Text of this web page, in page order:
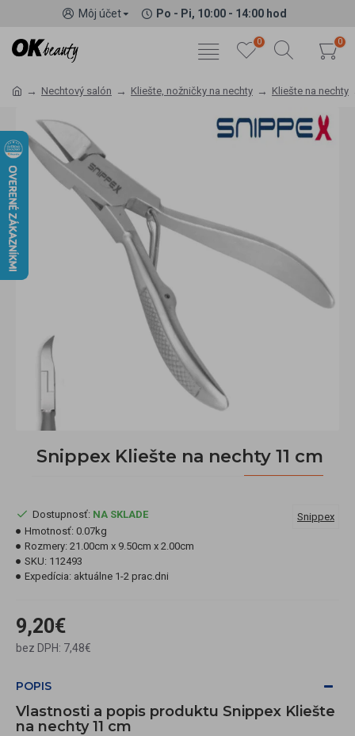
Môj účet Po - Pi, 10:00 - 14:00 hod
0 0
Nechtový salón Kliešte, nožničky na nechty Kliešte na nechty
Snippex Kliešte na nechty 11 cm
9,20€
bez DPH: 7,48€
Dostupnosť: NA SKLADE
Hmotnosť: 0.07kg
Rozmery: 21.00cm x 9.50cm x 2.00cm
SKU: 112493
Expedícia: aktuálne 1-2 prac.dni
Snippex
POPIS
Vlastnosti a popis produktu Snippex Kliešte
na nechty 11 cm